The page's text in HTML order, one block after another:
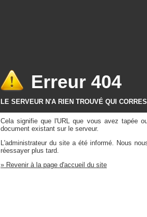
Erreur 404
LE SERVEUR N'A RIEN TROUVÉ QUI
Cela signifie que l'URL que vous avez tapée
document existant sur le serveur.
L'administrateur du site a été informé. Nous
réessayer plus tard.
» Revenir à la page d'accueil du site